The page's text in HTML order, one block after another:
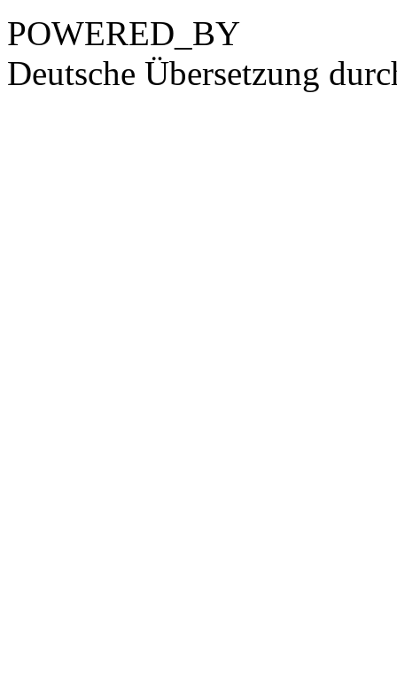
POWERED_BY
Deutsche Übersetzung